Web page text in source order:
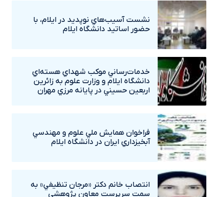
نشست آسيب‌هاي نوپديد در ايلام، با
حضور اساتيد دانشگاه ايلام
خدمات‌رساني موکب شهداي هسته‌اي
دانشگاه ايلام و وزارت علوم به زائرين
اربعين حسيني در پايانه مرزي مهران
فراخوان همايش ملي علوم و مهندسي
آبخيزداري ايران در دانشگاه ايلام
انتصاب خانم دکتر «مرجان تنظيفي» به
سمت سرپرست معاون پژوهشي